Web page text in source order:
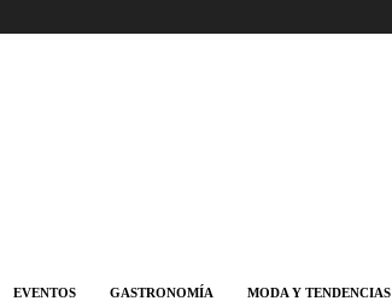
EVENTOS GASTRONOMÍA MODA Y TENDENCIAS